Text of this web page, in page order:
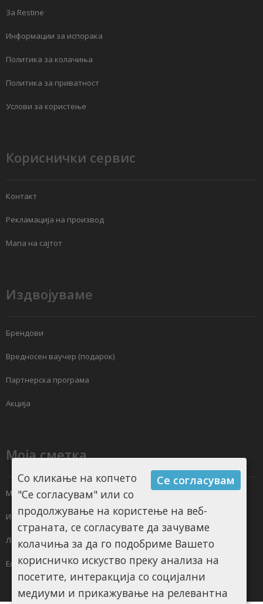
За Restine
Информации за испорака
Политика за колачиња
Политика за приватност
Услови за користење
Кориснички сервис
Контакт
Рекламација на производ
Мапа на сајтот
Издвојуваме
Брендови
Вредносен ваучер (подарок)
Партнерска програма
Акција
Моја сметка
Моја сметка
Историја на нарачки
Листа на желби
Електронски билтен
Се согласувам
Со кликање на копчето
"Се согласувам" или со
продолжување на користење на веб-
страната, се согласувате да зачуваме
колачиња за да го подобриме Вашето
корисничко искуство преку анализа на
посетите, интеракција со социјални
медиуми и прикажување на релевантна